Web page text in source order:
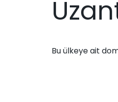
Bu ülkeye ait